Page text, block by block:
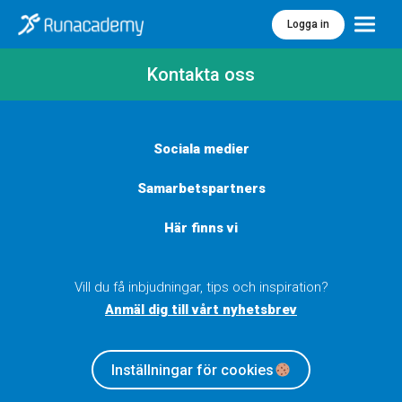
Logga in Meny
Kontakta oss
Sociala medier
Samarbetspartners
Här finns vi
Vill du få inbjudningar, tips och inspiration?
Anmäl dig till vårt nyhetsbrev
Inställningar för cookies